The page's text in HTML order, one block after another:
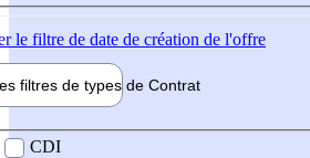
le filtre de date de création de l'offre
filtres de types de Contrat
contrat
CDI